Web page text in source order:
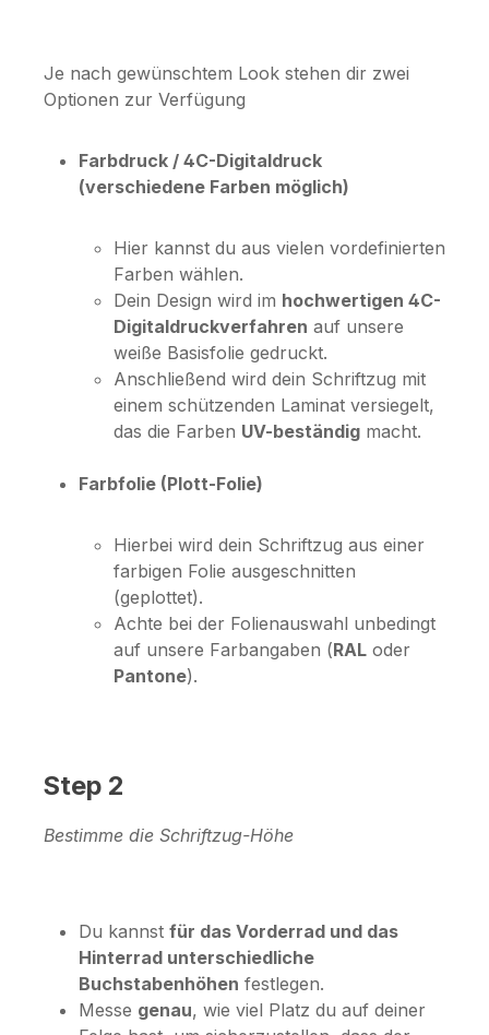
Je nach gewünschtem Look stehen dir zwei
Optionen zur Verfügung
Farbdruck / 4C-Digitaldruck
(verschiedene Farben möglich)
Hier kannst du aus vielen vordefinierten
Farben wählen.
Dein Design wird im hochwertigen 4C-
Digitaldruckverfahren auf unsere
weiße Basisfolie gedruckt.
Anschließend wird dein Schriftzug mit
einem schützenden Laminat versiegelt,
das die Farben UV-beständig macht.
Farbfolie (Plott-Folie)
Hierbei wird dein Schriftzug aus einer
farbigen Folie ausgeschnitten
(geplottet).
Achte bei der Folienauswahl unbedingt
auf unsere Farbangaben (RAL oder
Pantone).
Step 2
Bestimme die Schriftzug-Höhe
Du kannst für das Vorderrad und das
Hinterrad unterschiedliche
Buchstabenhöhen festlegen.
Messe genau, wie viel Platz du auf deiner